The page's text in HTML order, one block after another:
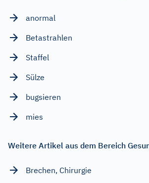
anormal
Betastrahlen
Staffel
Sülze
bugsieren
mies
Weitere Artikel aus dem Bereich
Brechen, Chirurgie